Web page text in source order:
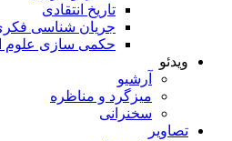
تاریخ انتقادی
جریان شناسی
حکمی سازی علوم
ویدئو
آرشیو
میزگرد و مناظره
سخنرانی
تصاویر